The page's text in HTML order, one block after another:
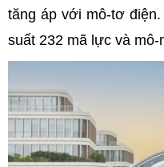
tăng áp với mô-tơ
suất 232 mã lực và